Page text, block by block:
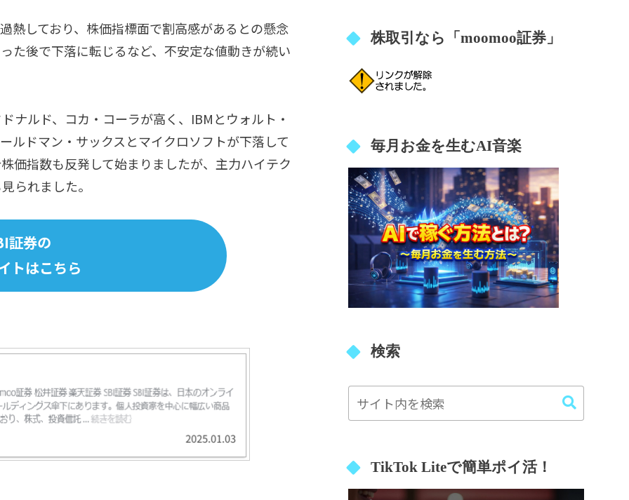
熱しており、株価指標面で割高感があるとの懸念
た後で下落に転じるなど、不安定な値動きが続い
ナルド、コカ・コーラが高く、IBMとウォルト・
ルドマン・サックスとマイクロソフトが下落して
価指数も反発して始まりましたが、主力ハイテク
られました。
証券の
トはこちら
株取引なら「moomoo証券」
毎月お金を生むAI音楽
検索
TikTok Liteで簡単ポイ活！